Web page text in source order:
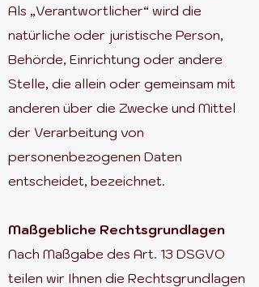
Als „Verantwortlicher“ wird die
natürliche oder juristische Person,
Behörde, Einrichtung oder andere
Stelle, die allein oder gemeinsam mit
anderen über die Zwecke und Mittel
der Verarbeitung von
personenbezogenen Daten
entscheidet, bezeichnet.
Maßgebliche Rechtsgrundlagen
Nach Maßgabe des Art. 13 DSGVO
teilen wir Ihnen die Rechtsgrundlagen